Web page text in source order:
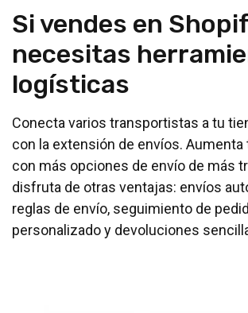
Si vendes en
necesitas
logísticas
Conecta varios transportistas a tu
con la extensión de envíos.
con más opciones de envío de más
disfruta de otras ventajas: envíos
reglas de envío, seguimiento de
personalizado y devoluciones